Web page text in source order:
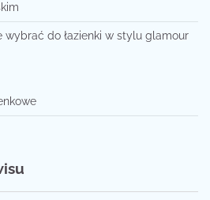
wybrać do łazienki w stylu glamour